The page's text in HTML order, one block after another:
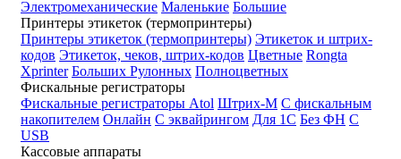
Электромеханические Маленькие Большие
Принтеры этикеток (термопринтеры)
Принтеры этикеток (термопринтеры) Этикеток и штрих-
кодов Этикеток, чеков, штрих-кодов Цветные Rongta
Xprinter Больших Рулонных Полноцветных
Фискальные регистраторы
Фискальные регистраторы Atol Штрих-М С фискальным
накопителем Онлайн С эквайрингом Для 1С Без ФН С
USB
Кассовые аппараты